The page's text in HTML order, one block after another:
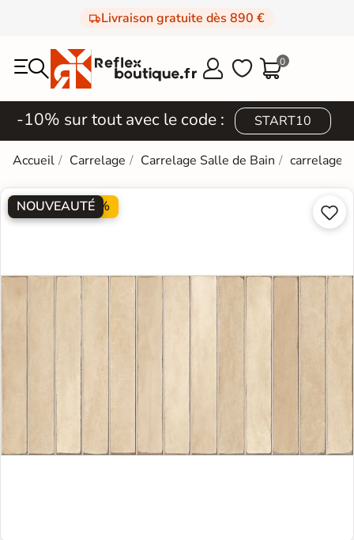
Livraison gratuite dès 890 €
  0
-10% sur tout avec le code : START10
Accueil Carrelage Carrelage Salle de Bain carrelage
PROMO -20%
NOUVEAUTÉ 
